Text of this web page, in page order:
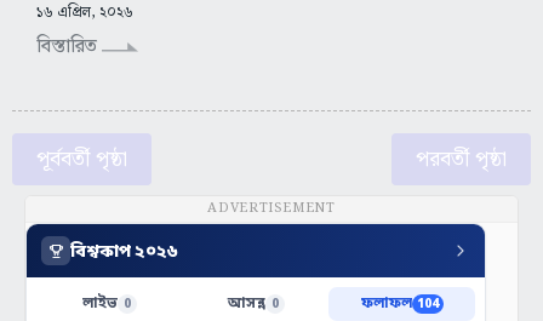
১৬ এপ্রিল, ২০২৬
বিস্তারিত
পূর্ববর্তী পৃষ্ঠা পরবর্তী পৃষ্ঠা
ADVERTISEMENT